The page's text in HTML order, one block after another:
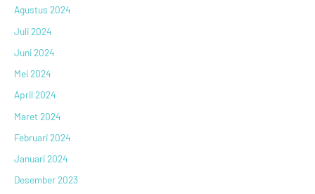
Agustus 2024
Juli 2024
Juni 2024
Mei 2024
April 2024
Maret 2024
Februari 2024
Januari 2024
Desember 2023